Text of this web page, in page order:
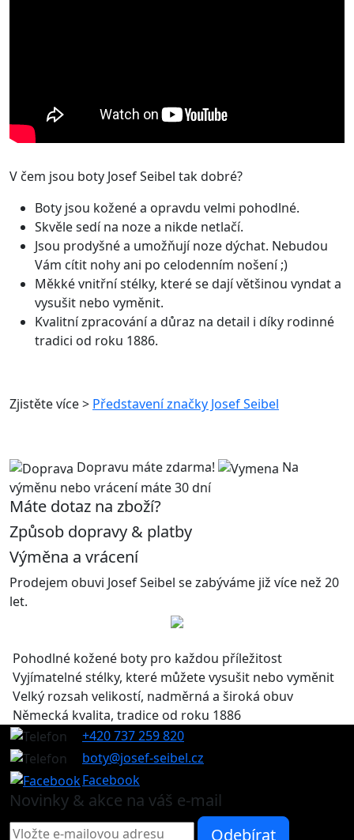
V čem jsou boty Josef Seibel tak dobré?
Boty jsou kožené a opravdu velmi pohodlné.
Skvěle sedí na noze a nikde netlačí.
Jsou prodyšné a umožňují noze dýchat. Nebudou
Vám cítit nohy ani po celodenním nošení ;)
Měkké vnitřní stélky, které se dají většinou vyndat a
vysušit nebo vyměnit.
Kvalitní zpracování a důraz na detail i díky rodinné
tradici od roku 1886.
Zjistěte více > Představení značky Josef Seibel
Dopravu máte zdarma!
Na
výměnu nebo vrácení máte 30 dní
Máte dotaz na zboží?
Způsob dopravy & platby
Výměna a vrácení
Prodejem obuvi Josef Seibel se zabýváme již více než 20
let.
Pohodlné kožené boty pro každou příležitost
Vyjímatelné stélky, které můžete vysušit nebo vyměnit
Velký rozsah velikostí, nadměrná a široká obuv
Německá kvalita, tradice od roku 1886
+420 737 259 820
boty@josef-seibel.cz
Facebook
Novinky & akce na váš e-mail